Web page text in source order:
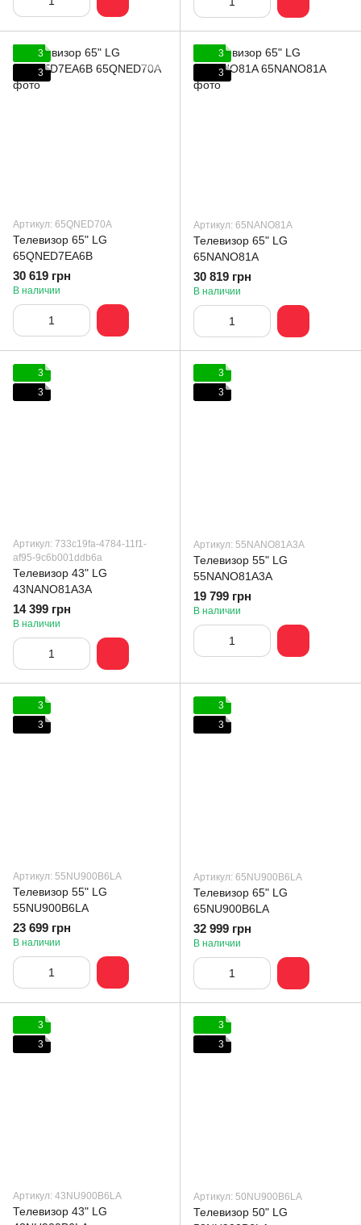
3
3
Артикул: 65QNED70A
Телевизор 65" LG
65QNED7EA6B
30 619 грн
В наличии
3
3
Артикул: 65NANO81A
Телевизор 65" LG
65NANO81A
30 819 грн
В наличии
3
3
Артикул: 733c19fa-4784-11f1-
af95-9c6b001ddb6a
Телевизор 43" LG
43NANO81A3A
14 399 грн
В наличии
3
3
Артикул: 55NANO81A3A
Телевизор 55" LG
55NANO81A3A
19 799 грн
В наличии
3
3
Артикул: 55NU900B6LA
Телевизор 55" LG
55NU900B6LA
23 699 грн
В наличии
3
3
Артикул: 65NU900B6LA
Телевизор 65" LG
65NU900B6LA
32 999 грн
В наличии
3
3
Артикул: 43NU900B6LA
Телевизор 43" LG
3
3
Артикул: 50NU900B6LA
Телевизор 50" LG